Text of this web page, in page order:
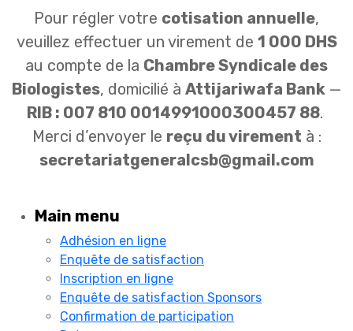
Pour régler votre cotisation annuelle,
veuillez effectuer un virement de 1 000 DHS
au compte de la Chambre Syndicale des
Biologistes, domicilié à Attijariwafa Bank —
RIB : 007 810 0014991000300457 88.
Merci d’envoyer le reçu du virement à :
secretariatgeneralcsb@gmail.com
Main menu
Adhésion en ligne
Enquête de satisfaction
Inscription en ligne
Enquête de satisfaction Sponsors
Confirmation de participation